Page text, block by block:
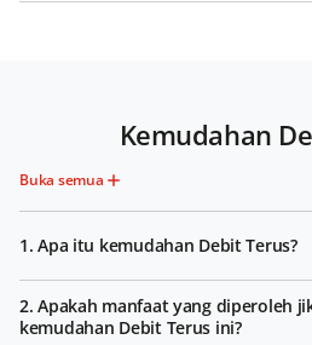
Kemudahan
Buka semua
1. Apa itu kemudahan Debit Terus?
2. Apakah manfaat yang diperoleh
kemudahan Debit Terus ini?